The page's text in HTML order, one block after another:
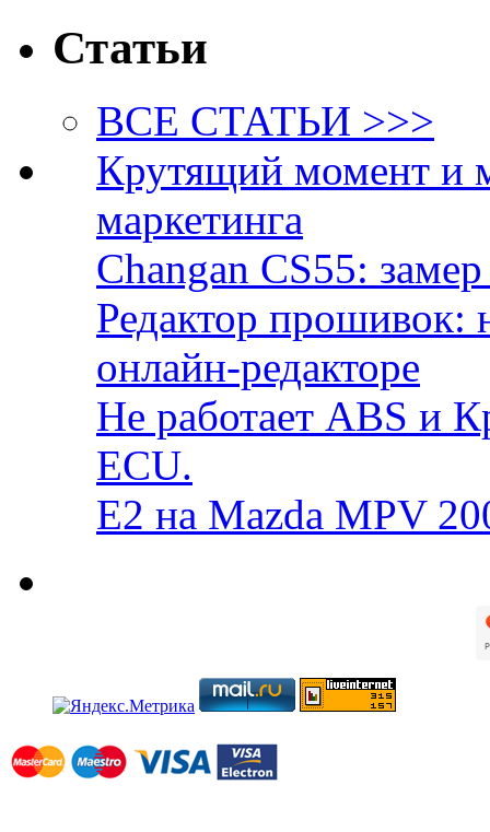
Статьи
ВСЕ СТАТЬИ >>>
Крутящий момент и
маркетинга
Changan CS55:
Редактор прошивок:
онлайн-редакторе
Не работает ABS и
ECU.
E2 на Mazda MPV